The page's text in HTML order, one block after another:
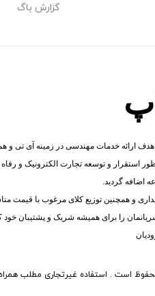
گزارش باگ
رامونا رایانه در سال1380با هدف ارائه خدمات مهندسی
استقرار و توسعه تجارت الکترونیک و
اضافه گردید.
و همچنین توزیع کلای مرغوب با قیمت
را برای همیشه شریک و پشتیبان خود
محفوظ است . استفاده غیرتجاری مطلب